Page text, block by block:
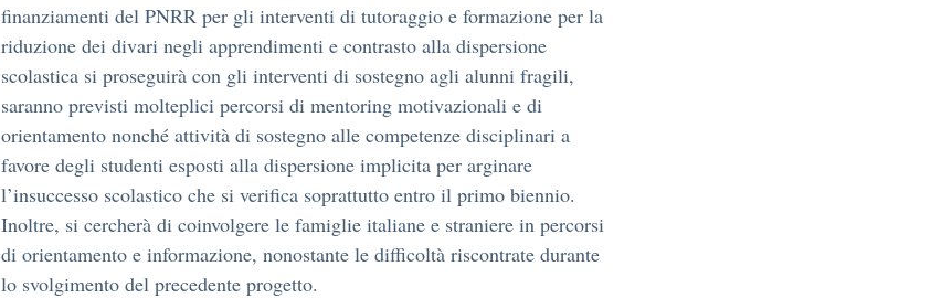
finanziamenti del PNRR per gli interventi di tutoraggio e formazione per la
riduzione dei divari negli apprendimenti e contrasto alla dispersione
scolastica si proseguirà con gli interventi di sostegno agli alunni fragili,
saranno previsti molteplici percorsi di mentoring motivazionali e di
orientamento nonché attività di sostegno alle competenze disciplinari a
favore degli studenti esposti alla dispersione implicita per arginare
l’insuccesso scolastico che si verifica soprattutto entro il primo biennio.
Inoltre, si cercherà di coinvolgere le famiglie italiane e straniere in percorsi
di orientamento e informazione, nonostante le difficoltà riscontrate durante
lo svolgimento del precedente progetto.